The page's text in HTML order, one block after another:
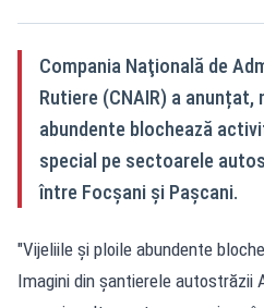
Compania Naţională de
Rutiere (CNAIR) a
abundente blochează
special pe sectoarele
între Focșani și Pașcani.
"Vijeliile şi ploile abundente
Imagini din şantierele autostrăzii